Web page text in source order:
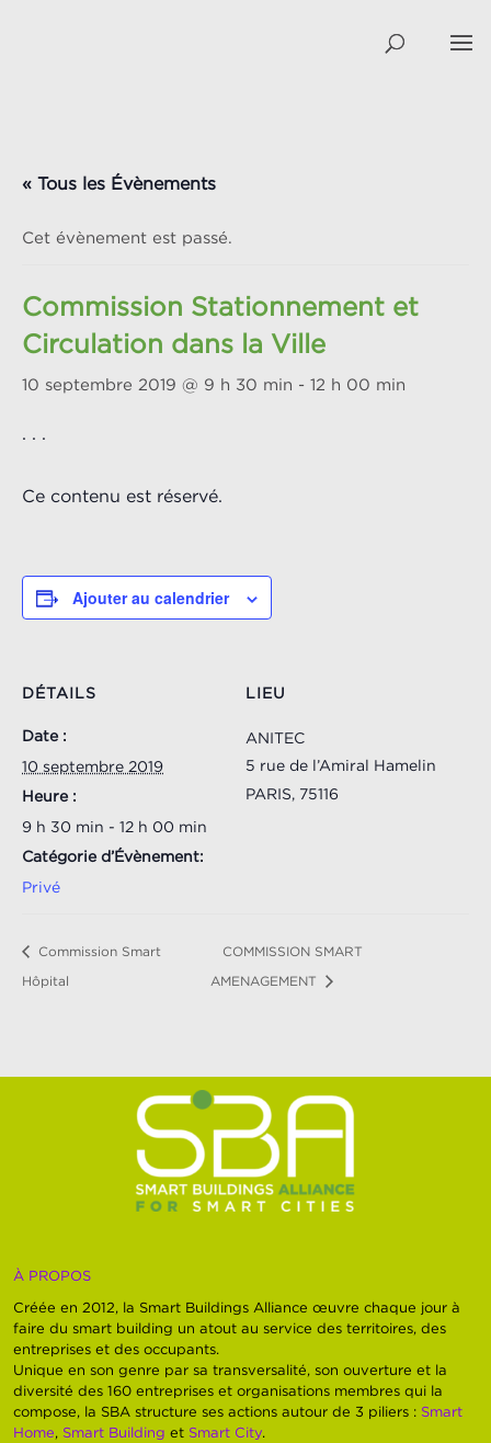
« Tous les Évènements
Cet évènement est passé.
Commission Stationnement et
Circulation dans la Ville
10 septembre 2019 @ 9 h 30 min - 12 h 00 min
. . .
Ce contenu est réservé.
Ajouter au calendrier
DÉTAILS
Date :
10 septembre 2019
Heure :
9 h 30 min - 12 h 00 min
Catégorie d’Évènement:
Privé
LIEU
ANITEC
5 rue de l’Amiral Hamelin
PARIS, 75116
Commission Smart
Hôpital
COMMISSION SMART
AMENAGEMENT
À PROPOS
Créée en 2012, la Smart Buildings Alliance œuvre chaque jour à
faire du smart building un atout au service des territoires, des
entreprises et des occupants.
Unique en son genre par sa transversalité, son ouverture et la
diversité des 160 entreprises et organisations membres qui la
compose, la SBA structure ses actions autour de 3 piliers : Smart
Home
Smart Building et Smart City